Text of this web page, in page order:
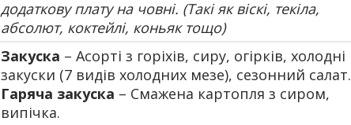
додаткову плату на човні. (Такі як віскі, текіла,
абсолют, коктейлі, коньяк тощо)
Закуска – Асорті з горіхів, сиру, огірків, холодні
закуски (7 видів холодних мезе), сезонний салат.
Гаряча закуска – Смажена картопля з сиром,
випічка.